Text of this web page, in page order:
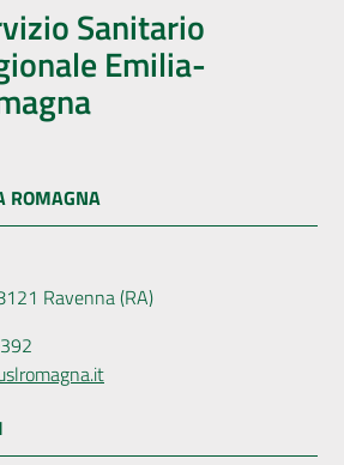
Sanitario
Emilia-
ROMAGNA
Ravenna (RA)